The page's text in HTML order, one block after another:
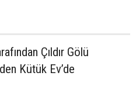
Çıldır Gölü
Kütük Ev’de